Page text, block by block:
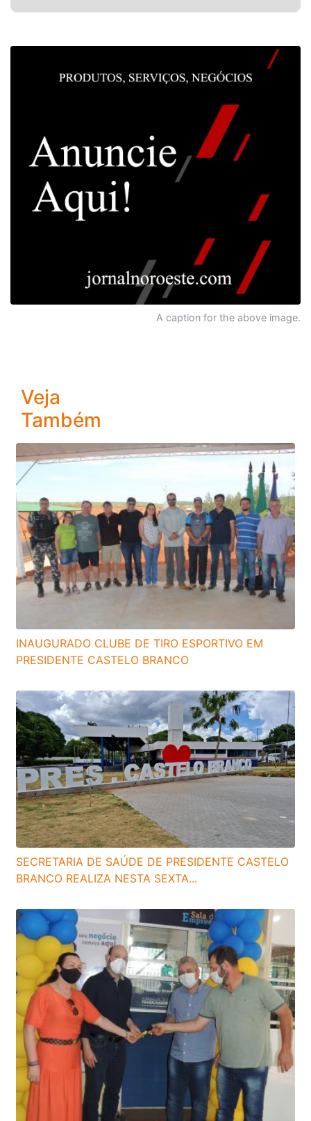
A caption for the above image.
Veja
Também
INAUGURADO CLUBE DE TIRO ESPORTIVO EM
PRESIDENTE CASTELO BRANCO
SECRETARIA DE SAÚDE DE PRESIDENTE CASTELO
BRANCO REALIZA NESTA SEXTA...